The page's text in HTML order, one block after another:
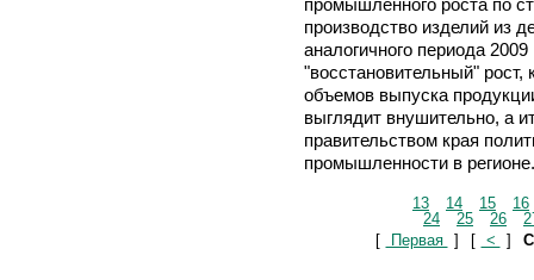
промышленного роста по
производство изделий из
аналогичного периода
"восстановительный" рост,
объемов выпуска
выглядит внушительно, а
правительством края
промышленности в регионе.
13 14 15
16
24
25 26
[
Первая ] [ < ]